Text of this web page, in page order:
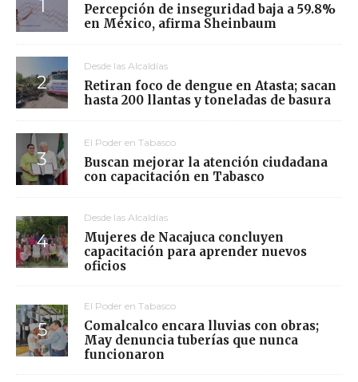
Percepción de inseguridad baja a 59.8%
en México, afirma Sheinbaum
Desde las Alcaldías
Retiran foco de dengue en Atasta; sacan
hasta 200 llantas y toneladas de basura
El Poder en Tabasco
Buscan mejorar la atención ciudadana
con capacitación en Tabasco
Desde las Alcaldías
Mujeres de Nacajuca concluyen
capacitación para aprender nuevos
oficios
El Poder en Tabasco
Comalcalco encara lluvias con obras;
May denuncia tuberías que nunca
funcionaron